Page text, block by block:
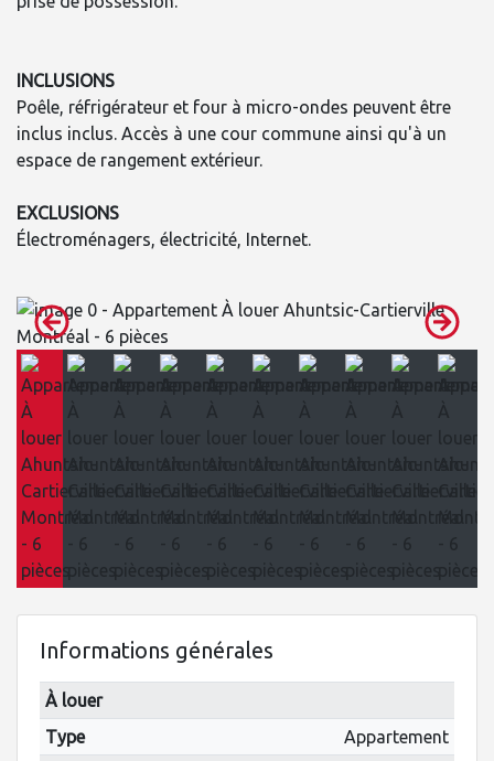
INCLUSIONS
Poêle, réfrigérateur et four à micro-ondes peuvent être
inclus inclus. Accès à une cour commune ainsi qu'à un
espace de rangement extérieur.
EXCLUSIONS
Électroménagers, électricité, Internet.
Informations générales
À louer
Type
Appartement